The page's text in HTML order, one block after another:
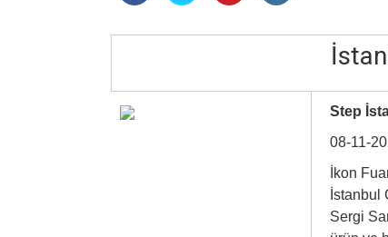
Step
08-11-
İkon
İstanbul
Sergi